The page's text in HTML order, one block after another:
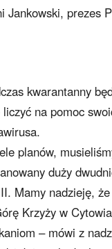
Jankowski, prezes
kwarantanny
na pomoc
planów,
duży
Mamy nadzieję,
Krzyży w
– mówi z